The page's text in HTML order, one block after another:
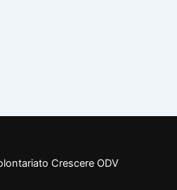
Crescere ODV